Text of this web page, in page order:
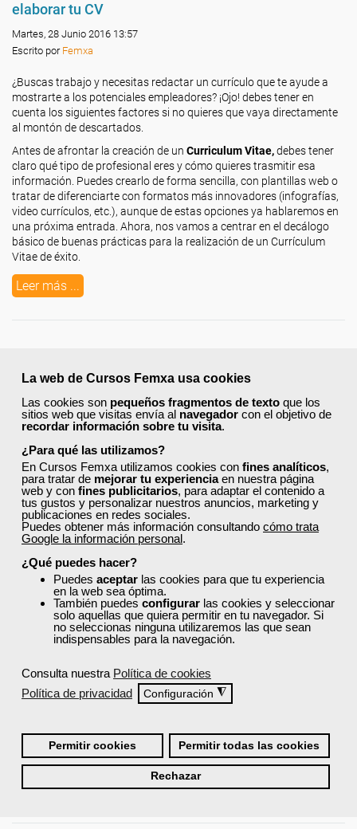
La web de Cursos Femxa usa cookies
Las cookies son pequeños fragmentos de texto que los
sitios web que visitas envía al navegador con el objetivo de
recordar información sobre tu visita.
¿Para qué las utilizamos?
En Cursos Femxa utilizamos cookies con fines analíticos,
para tratar de mejorar tu experienciaen nuestra página
web y con fines publicitarios, para adaptar el contenido a
tus gustos y personalizar nuestros anuncios, marketing y
publicaciones en redes sociales.
Puedes obtener más información consultando cómo trata
Google la información personal.
¿Qué puedes hacer?
Puedes aceptar las cookies para que tu experiencia
en la web sea óptima.
También puedes configurar las cookies y seleccionar
solo aquellas que quiera permitir en tu navegador. Si
no seleccionas ninguna utilizaremos las que sean
indispensables para la navegación.
Consulta nuestra Política de cookies
Política de privacidad
Configuración ◮
Permitir cookies Permitir todas las cookies
Rechazar
elaborar tu CV
Martes, 28 Junio 2016 13:57
Escrito por Femxa
¿Buscas trabajo y necesitas redactar un currículo que te ayude a
mostrarte a los potenciales empleadores? ¡Ojo! debes tener en
cuenta los siguientes factores si no quieres que vaya directamente
al montón de descartados.
Antes de afrontar la creación de un Curriculum Vitae,debes tener
claro qué tipo de profesional eres y cómo quieres trasmitir esa
información. Puedes crearlo de forma sencilla, con plantillas web o
tratar de diferenciarte con formatos más innovadores (infografías,
video currículos, etc.), aunque de estas opciones ya hablaremos en
una próxima entrada. Ahora, nos vamos a centrar en el decálogo
básico de buenas prácticas para la realización de un Currículum
Vitae de éxito.
Leer más ...
10 formas de entrenar tu productividad
Marcial Varela
en otras técnicas que sirven para mejorar el rendimiento en el
trabajo.
Leer más ...